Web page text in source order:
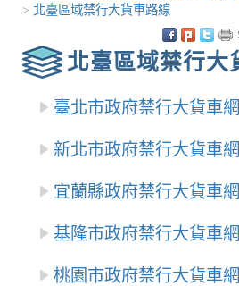
> 北臺區域禁行大貨車路線
北臺區域禁行大
臺北市政府禁行大貨車
新北市政府禁行大貨車
宜蘭縣政府禁行大貨車
基隆市政府禁行大貨車
桃園市政府禁行大貨車